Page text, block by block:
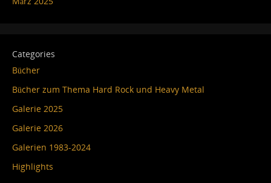
Categories
Bücher
Bücher zum Thema Hard Rock und Heavy Metal
Galerie 2025
Galerie 2026
Galerien 1983-2024
Highlights